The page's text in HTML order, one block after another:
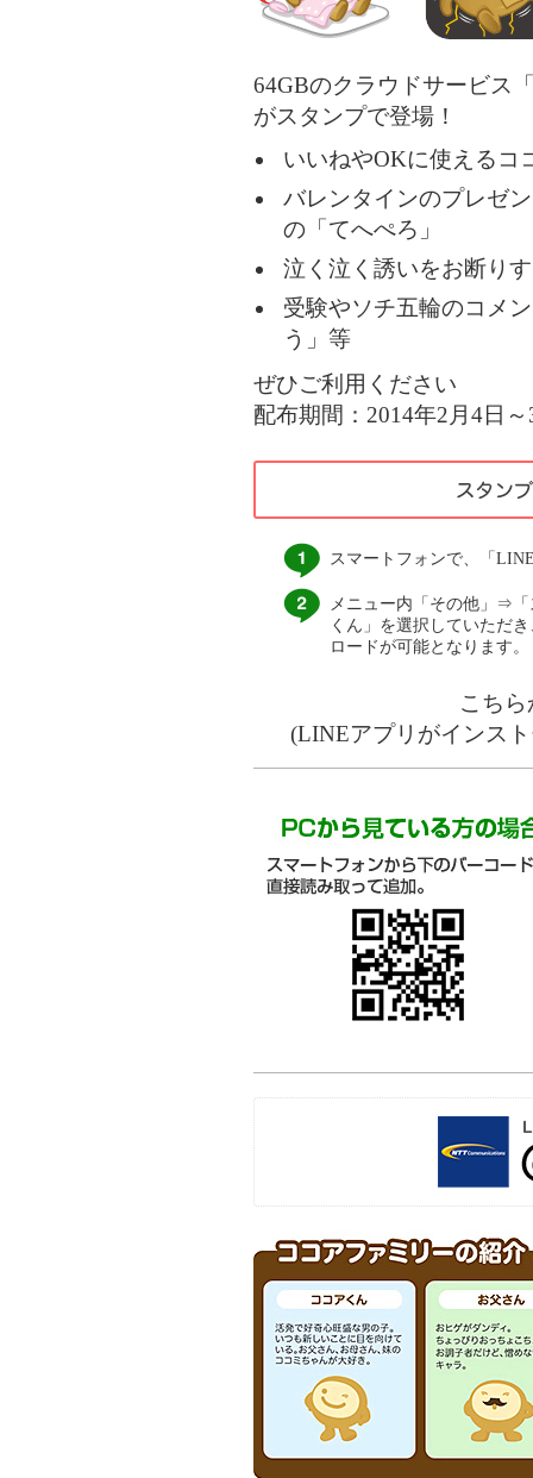
64GBのクラウドサービス
がスタンプで登場！
いいねやOKに使えるコ
バレンタインのプレゼ
の「てへぺろ」
泣く泣く誘いをお断り
受験やソチ五輪のコメ
う」等
ぜひご利用ください
配布期間：2014年2月4日
スマートフォンで、「
メニュー内「その他」⇒
くん」を選択していただ
ロードが可能となります。
こち
(LINEアプリがインス